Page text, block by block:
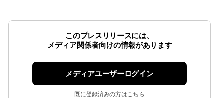
このプレスリリースには、
メディア関係者向けの情報があります
メディアユーザーログイン
既に登録済みの方はこちら